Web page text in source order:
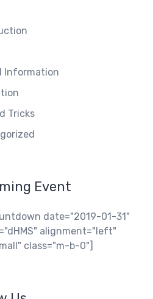
Information
Tricks
Event
date="2019-01-31"
alignment="left"
class="m-b-0"]